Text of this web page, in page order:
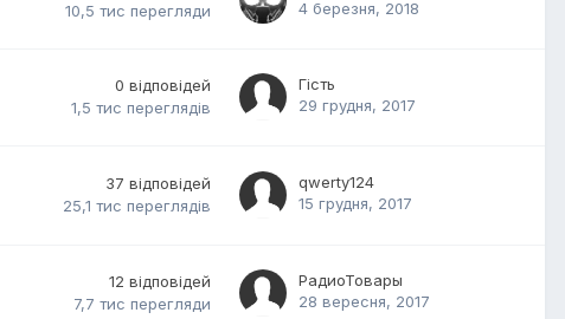
10,5 тис перегляди
4 березня, 2018
0 відповідей
1,5 тис переглядів
Гість
29 грудня, 2017
37 відповідей
25,1 тис переглядів
qwerty124
15 грудня, 2017
12 відповідей
7,7 тис перегляди
РадиоТовары
28 вересня, 2017